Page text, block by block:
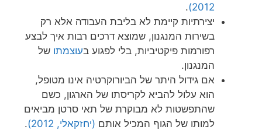
2012)
.
יצירתיות קיימת לא בליבת העבודה אלא רק
בשירות המנגנון, שמוצא דרכים רבות איך לבצע
רפורמות פיקטיביות, בלי לפגוע בעוצמתו של
המנגנון.
אם גידול היתר של הביורוקרטיה אינו מטופל,
הוא עלול להביא לקריסתו של הארגון, כשם
שהתפשטות לא מבוקרת של תאי סרטן מביאים
למותו של הגוף המכיל אותם (יחזקאלי, 2012) .